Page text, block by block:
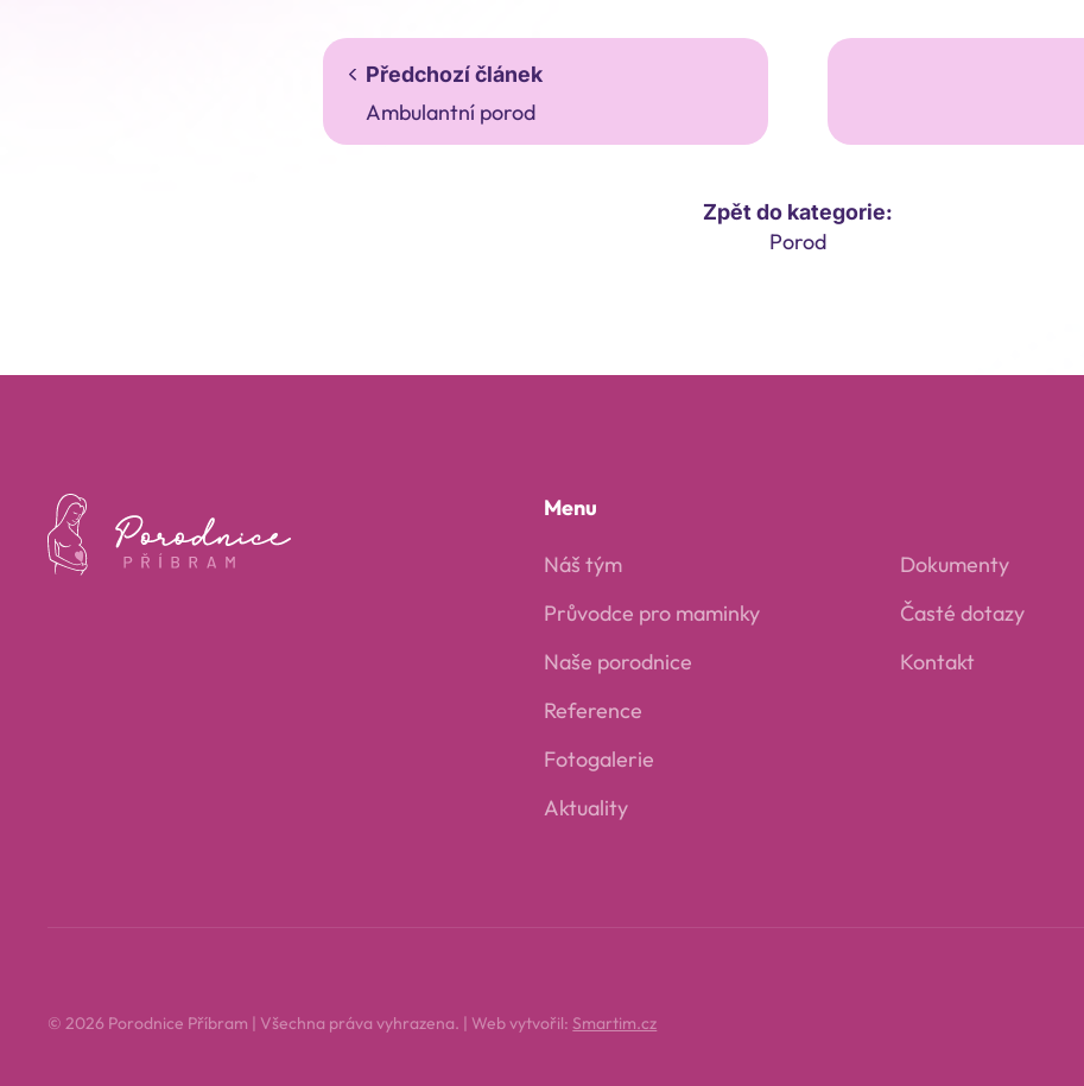
Předchozí článek
Ambulantní porod
Zpět do kategorie:
Porod
Menu
Náš tým
Průvodce pro maminky
Naše porodnice
Reference
Fotogalerie
Aktuality
Dokumenty
Časté dotazy
Kontakt
© 2026 Porodnice Příbram | Všechna práva vyhrazena. | Web vytvořil:Smartim.cz